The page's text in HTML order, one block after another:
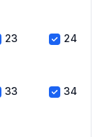
23 24
33 34